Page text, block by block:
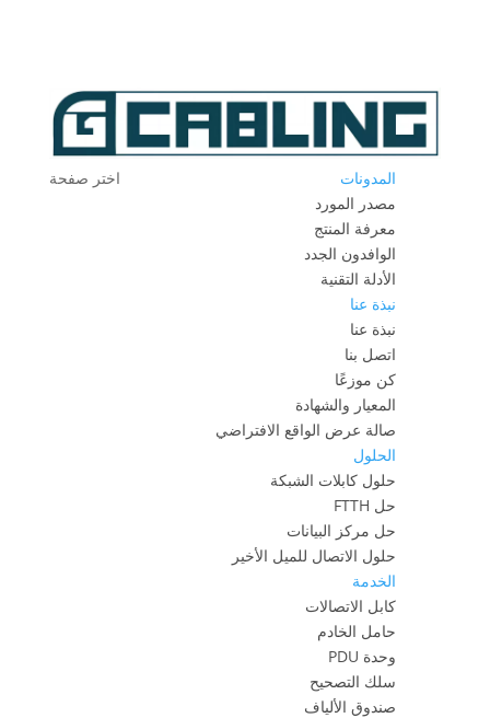
المدونات
مصدر المورد
معرفة المنتج
الوافدون الجدد
الأدلة التقنية
نبذة عنا
نبذة عنا
اتصل بنا
كن موزعًا
المعيار والشهادة
صالة عرض الواقع الافتراضي
الحلول
حلول كابلات الشبكة
حل FTTH
حل مركز البيانات
حلول الاتصال للميل الأخير
الخدمة
كابل الاتصالات
حامل الخادم
وحدة PDU
سلك التصحيح
صندوق الألياف
اختر صفحة